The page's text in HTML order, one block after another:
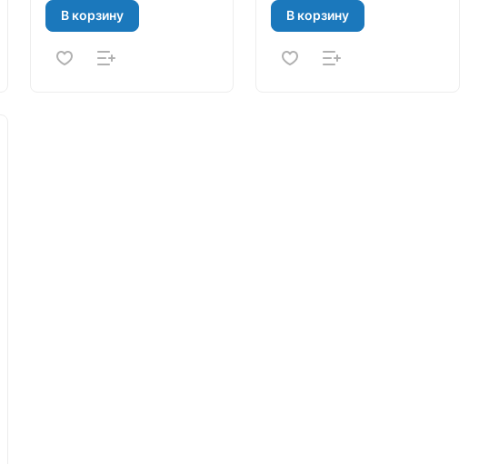
В корзину В корзину